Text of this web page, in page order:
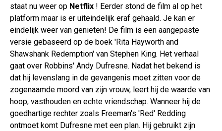
staat nu weer op Netflix ! Eerder stond de film al op het
platform maar is er uiteindelijk eraf gehaald. Je kan er
eindelijk weer van genieten! De film is een aangepaste
versie gebaseerd op de boek 'Rita Hayworth and
Shawshank Redemption' van Stephen King. Het verhaal
gaat over Robbins' Andy Dufresne. Nadat het bekend is
dat hij levenslang in de gevangenis moet zitten voor de
zogenaamde moord van zijn vrouw, leert hij de waarde van
hoop, vasthouden en echte vriendschap. Wanneer hij de
goedhartige rechter zoals Freeman's 'Red' Redding
ontmoet komt Dufresne met een plan. Hij gebruikt zijn